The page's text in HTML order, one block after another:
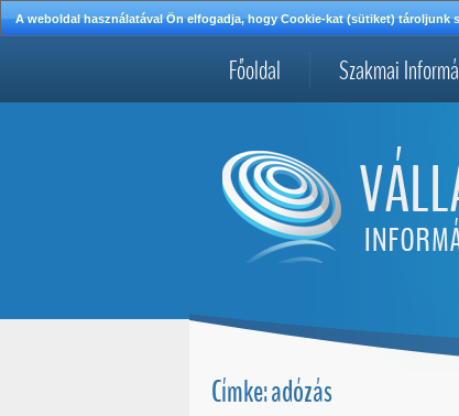
A weboldal használatával Ön elfogadja, hogy Cookie-kat (sütiket)
Főoldal Szakmai
Címke: adózás